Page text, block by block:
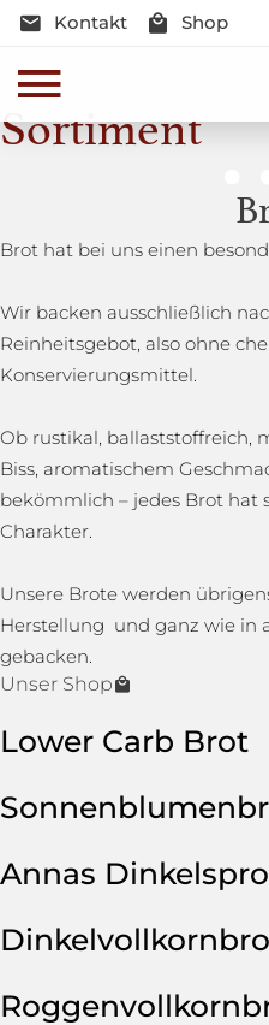
Kontakt Shop
Sortiment
Herzhaft oder süß - Beste
Brot hat bei uns einen
Wir backen ausschließlich
Reinheitsgebot, also ohne
Konservierungsmittel.
Ob rustikal, ballaststoffreich,
Biss, aromatischem
bekömmlich – jedes Brot hat
Charakter.
Unsere Brote werden
Herstellung und ganz wie in
gebacken.
Unser Shop
Lower Carb Brot
Annas